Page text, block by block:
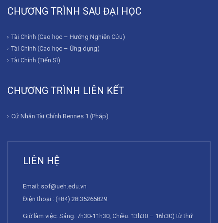
CHƯƠNG TRÌNH SAU ĐẠI HỌC
Tài Chính (Cao học – Hướng Nghiên Cứu)
Tài Chính (Cao học – Ứng dụng)
Tài Chính (Tiến Sĩ)
CHƯƠNG TRÌNH LIÊN KẾT
Cử Nhân Tài Chính Rennes 1 (Pháp)
LIÊN HỆ
Email: sof@ueh.edu.vn
Điện thoại : (+84) 28.35265829
Giờ làm việc: Sáng: 7h30-11h30, Chiều: 13h30 – 16h30) từ thứ